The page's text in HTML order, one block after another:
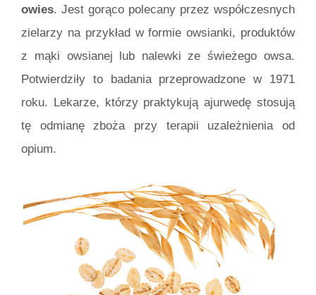
owies. Jest gorąco polecany przez współczesnych
zielarzy na przykład w formie owsianki, produktów
z mąki owsianej lub nalewki ze świeżego owsa.
Potwierdziły to badania przeprowadzone w 1971
roku. Lekarze, którzy praktykują ajurwedę stosują
tę odmianę zboża przy terapii uzależnienia od
opium.